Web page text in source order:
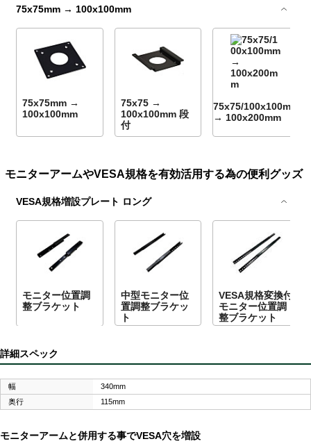
75x75mm → 100x100mm
75x75mm →
100x100mm
75x75 →
100x100mm 段
付
75x75/100x100mm
→ 100x200mm
モニターアームやVESA規格を有効活用する為の便利グッズ
VESA規格増設プレート ロング
モニター位置調
整ブラケット
中型モニター位
置調整ブラケッ
ト
VESA規格変換付
モニター位置調
整ブラケット
詳細スペック
幅
340mm
奥行
115mm
モニターアームと併用する事でVESA穴を増設